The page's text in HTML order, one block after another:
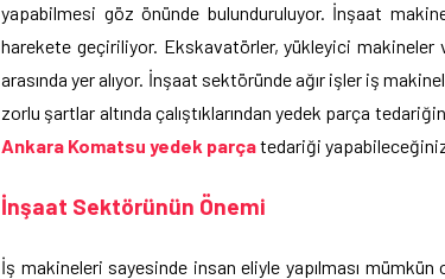
yapabilmesi göz önünde bulunduruluyor. İnşaat
harekete geçiriliyor. Ekskavatörler, yükleyici makineler
arasında yer alıyor. İnşaat sektöründe ağır işler iş
zorlu şartlar altında çalıştıklarından yedek parça
Ankara Komatsu yedek parçatedariği
İnşaat Sektörünün Önemi
İş makineleri sayesinde insan eliyle yapılması